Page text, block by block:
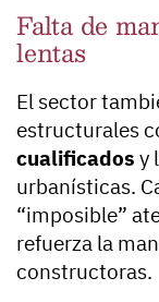
Falta de
lentas
El sector
estructurales
cualificados y
urbanísticas.
“imposible”
refuerza la
constructoras.